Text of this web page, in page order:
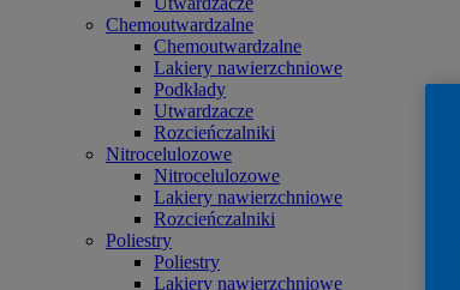
Chemoutwardzalne
Chemoutwardzalne
Lakiery nawierzchniowe
Podkłady
Utwardzacze
Rozcieńczalniki
Nitrocelulozowe
Nitrocelulozowe
Lakiery nawierzchniowe
Rozcieńczalniki
Poliestry
Poliestry
Lakiery nawierzchniowe